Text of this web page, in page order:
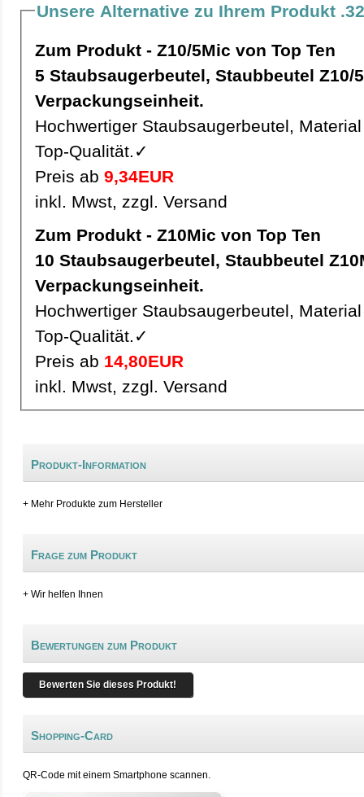
Unsere Alternative zu Ihrem Produkt
Zum Produkt - Z10/5Mic von Top Ten
5 Staubsaugerbeutel, Staubbeutel Z10/5Mic pro
Verpackungseinheit.
Hochwertiger Staubsaugerbeutel,
Top-Qualität.✓
Preis ab 9,34EUR
inkl. Mwst, zzgl. Versand
Zum Produkt - Z10Mic von Top Ten
10 Staubsaugerbeutel, Staubbeutel Z10Mic pro
Verpackungseinheit.
Hochwertiger Staubsaugerbeutel,
Top-Qualität.✓
Preis ab 14,80EUR
inkl. Mwst, zzgl. Versand
Produkt-Information
+ Mehr Produkte zum Hersteller
Frage zum Produkt
+ Wir helfen Ihnen
Bewertungen zum Produkt
Bewerten Sie dieses Produkt!
Shopping-Card
QR-Code mit einem Smartphone scannen.